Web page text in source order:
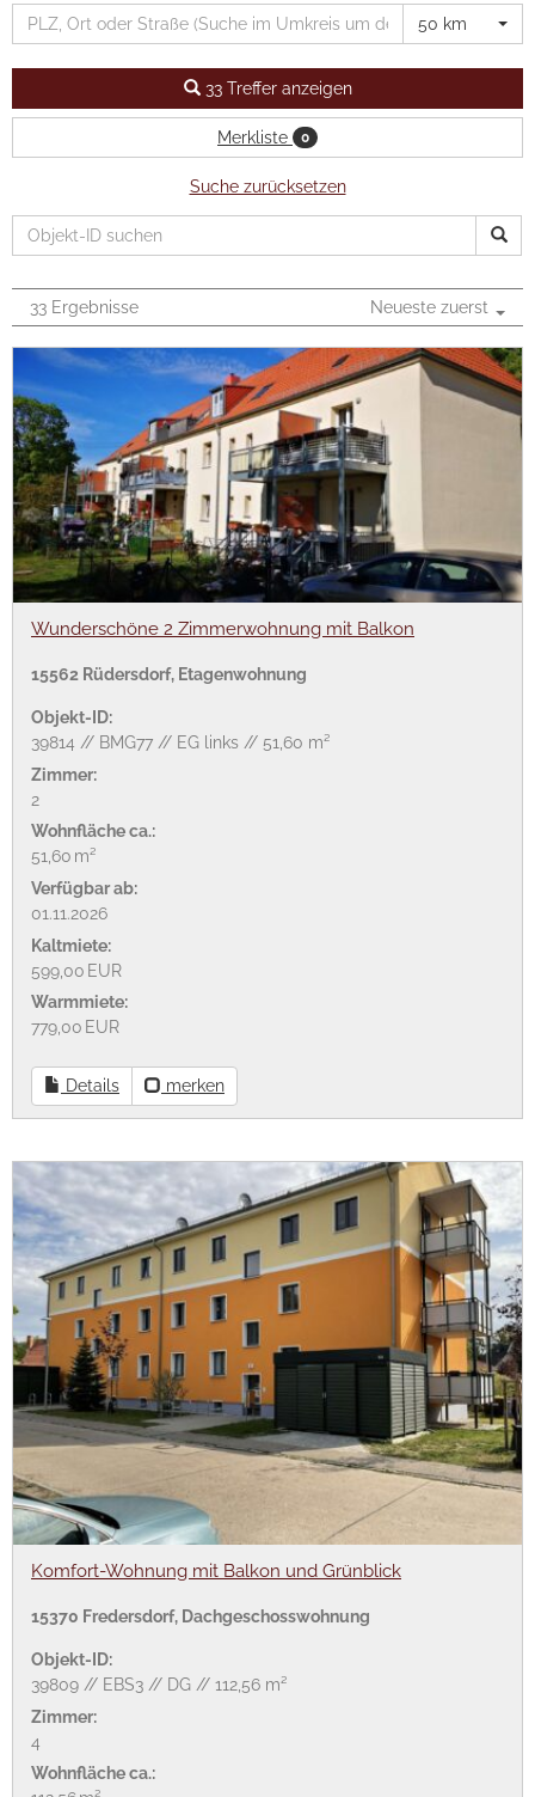
Presse
50 km
33 Treffer anzeigen
Merkliste 0
Suche zurücksetzen
33 Ergebnisse Neueste zuerst
Wunderschöne 2 Zimmerwohnung mit Balkon
15562 Rüdersdorf, Etagenwohnung
Objekt-ID:
39814 // BMG77 // EG links // 51,60 m²
Zimmer:
2
Wohnfläche ca.:
51,60 m²
Verfügbar ab:
01.11.2026
Kaltmiete:
599,00 EUR
Warmmiete:
779,00 EUR
Details merken
Komfort-Wohnung mit Balkon und Grünblick
15370 Fredersdorf, Dachgeschosswohnung
Objekt-ID:
39809 // EBS3 // DG // 112,56 m²
Zimmer:
4
Wohnfläche ca.: